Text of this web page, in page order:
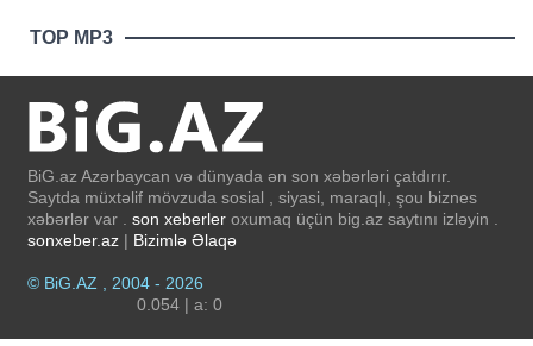
TOP MP3
BiG.az Azərbaycan və dünyada ən son xəbərləri çatdırır.
Saytda müxtəlif mövzuda sosial , siyasi, maraqlı, şou biznes
xəbərlər var . son xeberler oxumaq üçün big.az saytını izləyin .
sonxeber.az | Bizimlə Əlaqə
© BiG.AZ , 2004 - 2026
0.054 | a: 0